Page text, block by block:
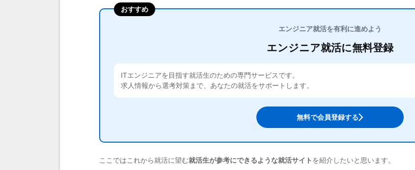
おすすめ
エンジニア就活を有利に進めよう
エンジニア就活に無料登録
ITエンジニアを目指す就活生のための専門サービスです。
求人情報から選考対策まで、あなたの就活をサポートします。
無料で会員登録する
ここではこれから就活に望む就活生が参考にできるような就活サイト を紹介したいと思います。